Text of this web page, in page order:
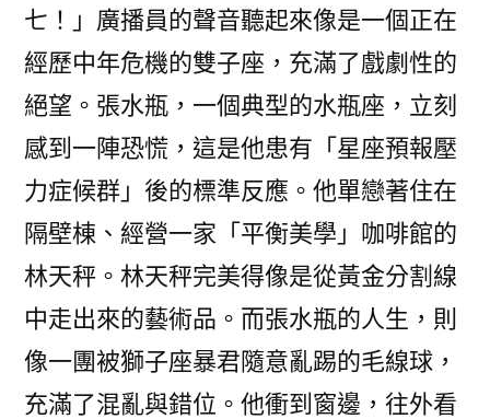
七！」廣播員的聲音聽起來像是一個正在
經歷中年危機的雙子座，充滿了戲劇性的
絕望。張水瓶，一個典型的水瓶座，立刻
感到一陣恐慌，這是他患有「星座預報壓
力症候群」後的標準反應。他單戀著住在
隔壁棟、經營一家「平衡美學」咖啡館的
林天秤。林天秤完美得像是從黃金分割線
中走出來的藝術品。而張水瓶的人生，則
像一團被獅子座暴君隨意亂踢的毛線球，
充滿了混亂與錯位。他衝到窗邊，往外看